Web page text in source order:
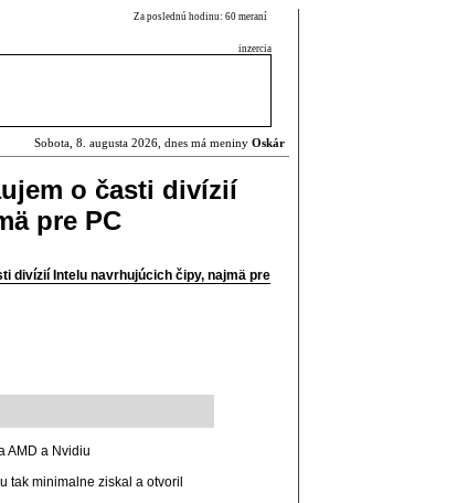
Za poslednú hodinu: 60 meraní
inzercia
Sobota, 8. augusta 2026, dnes má meniny Oskár
o časti divízií
pre PC
divízií Intelu navrhujúcich čipy, najmä pre
AMD a Nvidiu
tak minimalne ziskal a otvoril